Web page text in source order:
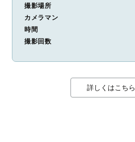
撮影場所
カメラマン
時間
撮影回数
詳しくはこちら